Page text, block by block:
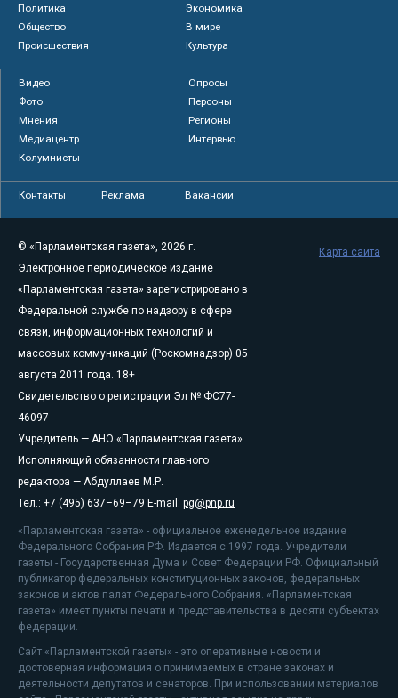
Политика
Экономика
Общество
В мире
Происшествия
Культура
Видео
Опросы
Фото
Персоны
Мнения
Регионы
Медиацентр
Интервью
Колумнисты
Контакты Реклама Вакансии
© «Парламентская газета», 2026 г.
Электронное периодическое издание
«Парламентская газета» зарегистрировано в
Федеральной службе по надзору в сфере
связи, информационных технологий и
массовых коммуникаций (Роскомнадзор) 05
августа 2011 года. 18+
Свидетельство о регистрации Эл № ФС77-
46097
Учредитель — АНО «Парламентская газета»
Исполняющий обязанности главного
редактора — Абдуллаев М.Р.
Тел.: +7 (495) 637–69–79 E-mail: pg@pnp.ru
«Парламентская газета» - официальное еженедельное издание
Федерального Собрания РФ. Издается с 1997 года. Учредители
газеты - Государственная Дума и Совет Федерации РФ. Официальный
публикатор федеральных конституционных законов, федеральных
законов и актов палат Федерального Собрания. «Парламентская
газета» имеет пункты печати и представительства в десяти субъектах
федерации.
Сайт «Парламентской газеты» - это оперативные новости и
достоверная информация о принимаемых в стране законах и
деятельности депутатов и сенаторов. При использовании материалов
Карта сайта